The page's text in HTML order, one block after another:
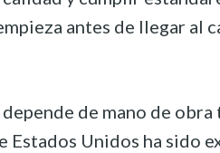
antes de llegar
de mano de
Unidos ha